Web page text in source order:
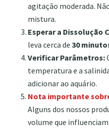
agitação moderada.
mistura.
Esperar a Dissolução
leva cerca de 30
Verificar Parâmetros:
temperatura e a
adicionar ao aquário.
Nota importante
Alguns dos nossos
volume que